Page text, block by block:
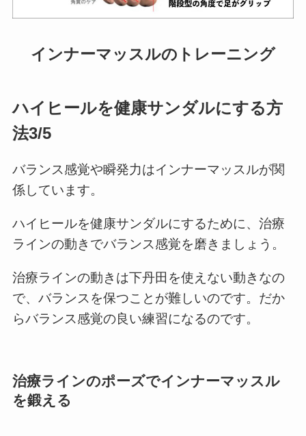
インナーマッスルのトレーニング
ハイヒールを健康サンダルにする方
法3/5
バランス感覚や瞬発力はインナーマッスルが関
係しています。
ハイヒールを健康サンダルにするために、治療
ラインの動きでバランス感覚を磨きましょう。
治療ラインの動きは下丹田を使えない動きなの
で、バランスを保つことが難しいのです。だか
らバランス感覚の良い練習になるのです。
治療ラインのポーズでインナーマッスル
を鍛える